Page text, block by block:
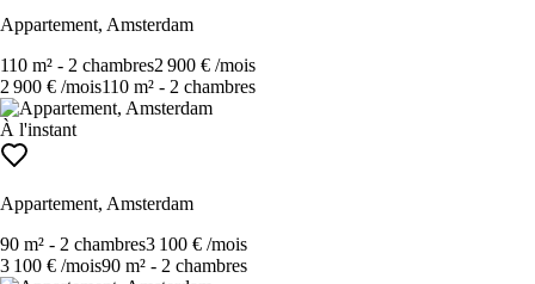
Appartement, Amsterdam
110 m² - 2 chambres2 900 € /mois
2 900 € /mois110 m² - 2 chambres
À l'instant
Appartement, Amsterdam
90 m² - 2 chambres3 100 € /mois
3 100 € /mois90 m² - 2 chambres